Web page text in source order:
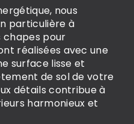
nous
particulière à
chapes pour
réalisées avec une
surface lisse et
de sol de votre
détails contribue à
harmonieux et